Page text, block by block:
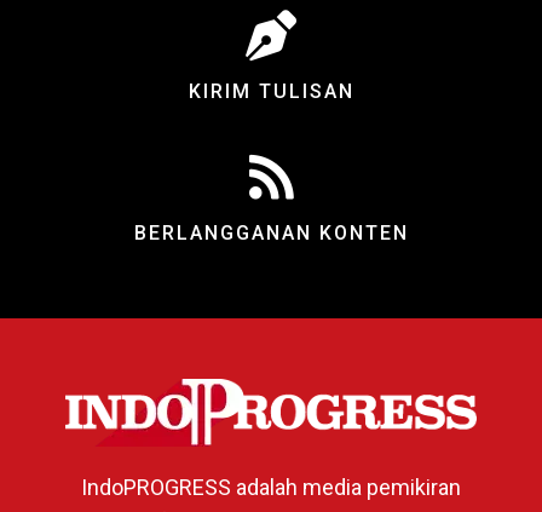
KIRIM TULISAN
BERLANGGANAN KONTEN
IndoPROGRESS adalah media pemikiran